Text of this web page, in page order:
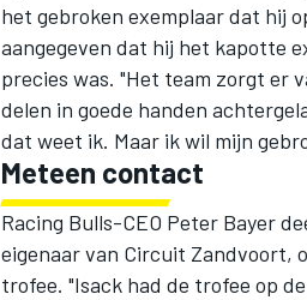
het gebroken exemplaar dat hij
aangegeven dat hij het kapotte
precies was. "Het team zorgt er
delen in goede handen
dat weet ik. Maar ik wil mijn
Meteen contact
Racing Bulls-CEO Peter Bayer
eigenaar van Circuit Zandvoort,
trofee. "Isack had de trofee op